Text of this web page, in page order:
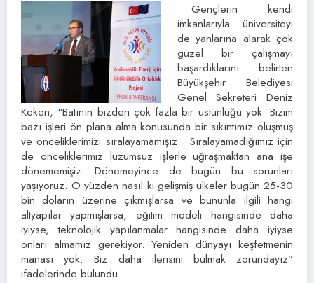
Gençlerin kendi
imkanlarıyla üniversiteyi
de yanlarına alarak çok
güzel bir çalışmayı
başardıklarını belirten
Büyükşehir Belediyesi
Genel Sekreteri Deniz
Köken, “Batının bizden çok fazla bir üstünlüğü yok. Bizim
bazı işleri ön plana alma konusunda bir sıkıntımız oluşmuş
ve önceliklerimizi sıralayamamışız. Sıralayamadığımız için
de önceliklerimiz lüzumsuz işlerle uğraşmaktan ana işe
dönememişiz. Dönemeyince de bugün bu sorunları
yaşıyoruz. O yüzden nasıl ki gelişmiş ülkeler bugün 25-30
bin doların üzerine çıkmışlarsa ve bununla ilgili hangi
altyapılar yapmışlarsa, eğitim modeli hangisinde daha
iyiyse, teknolojik yapılanmalar hangisinde daha iyiyse
onları almamız gerekiyor. Yeniden dünyayı keşfetmenin
manası yok. Biz daha ilerisini bulmak zorundayız”
ifadelerinde bulundu.